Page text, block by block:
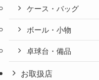
ケース・バッグ
ボール・小物
卓球台・備品
お取扱店